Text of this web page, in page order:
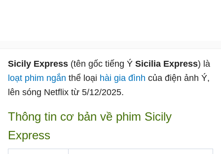
Sicily Express (tên gốc tiếng Ý Sicilia Express) là
loạt phim ngắn thể loại hài gia đình của điện ảnh Ý,
lên sóng Netflix từ 5/12/2025.
Thông tin cơ bản về phim Sicily
Express